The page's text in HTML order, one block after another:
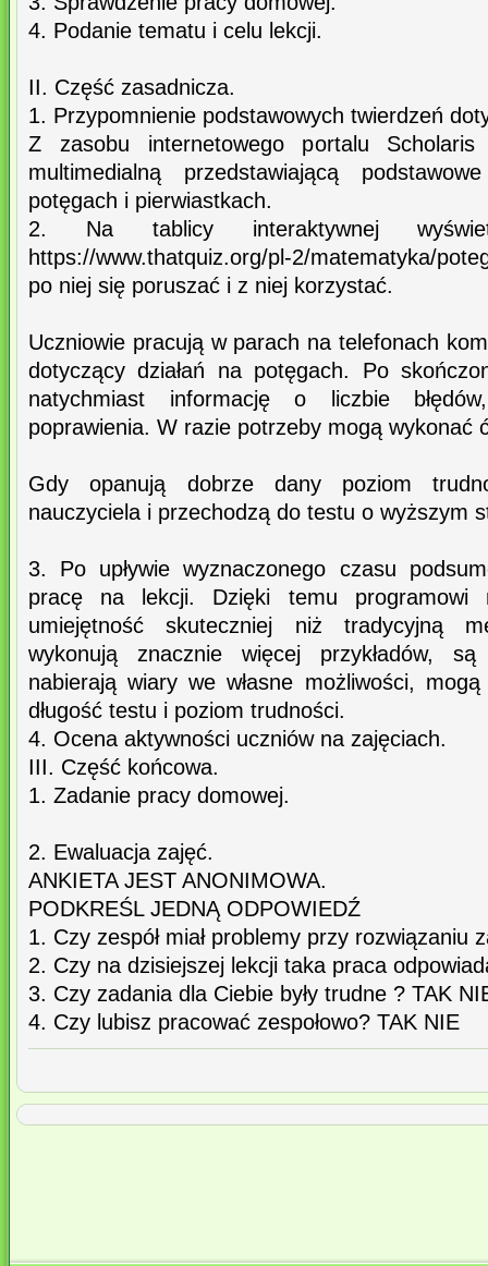
4. Podanie tematu i celu lekcji.
II. Część zasadnicza.
1. Przypomnienie podstawowych twierdzeń
Z zasobu internetowego portalu Scholaris
multimedialną przedstawiającą
potęgach i pierwiastkach.
2. Na tablicy interaktywnej
https://www.thatquiz.org/pl-2/matematyka/
po niej się poruszać i z niej korzystać.
Uczniowie pracują w parach na telefonach
dotyczący działań na potęgach. Po
natychmiast informację o liczbie
poprawienia. W razie potrzeby mogą wykonać
Gdy opanują dobrze dany poziom
nauczyciela i przechodzą do testu o wyższym
3. Po upływie wyznaczonego czasu
pracę na lekcji. Dzięki temu programowi
umiejętność skuteczniej niż tradycyjną
wykonują znacznie więcej przykładów, są
nabierają wiary we własne możliwości,
długość testu i poziom trudności.
4. Ocena aktywności uczniów na zajęciach.
III. Część końcowa.
1. Zadanie pracy domowej.
2. Ewaluacja zajęć.
ANKIETA JEST ANONIMOWA.
PODKREŚL JEDNĄ ODPOWIEDŹ
1. Czy zespół miał problemy przy rozwiązaniu
2. Czy na dzisiejszej lekcji taka praca
3. Czy zadania dla Ciebie były trudne ? TAK
4. Czy lubisz pracować zespołowo? TAK NIE